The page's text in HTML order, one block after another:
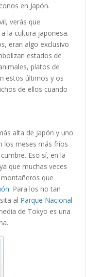
en Japón.
verás que
la cultura japonesa.
eran algo exclusivo
estados de
platos de
estos últimos y os
de ellos cuando
alta de Japón y uno
los meses más fríos
Eso sí, en la
que muchas veces
que
. Para los no tan
al Parque Nacional
de Tokyo es una